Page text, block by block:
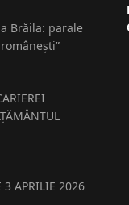
Brăila: parale
3 APRILIE 2026